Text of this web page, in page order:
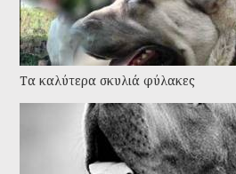
Τα καλύτερα σκυλιά φύλακες